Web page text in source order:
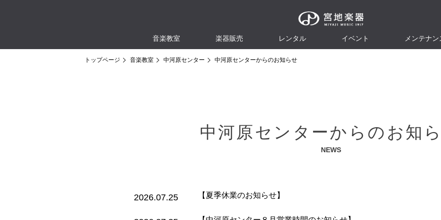
音楽教室 楽器販売 レンタル イベント メンテナン
トップページ 音楽教室 中河原センター 中河原センターからのお知らせ
中河原センターからのお知
NEWS
2026.07.25 【夏季休業のお知らせ】